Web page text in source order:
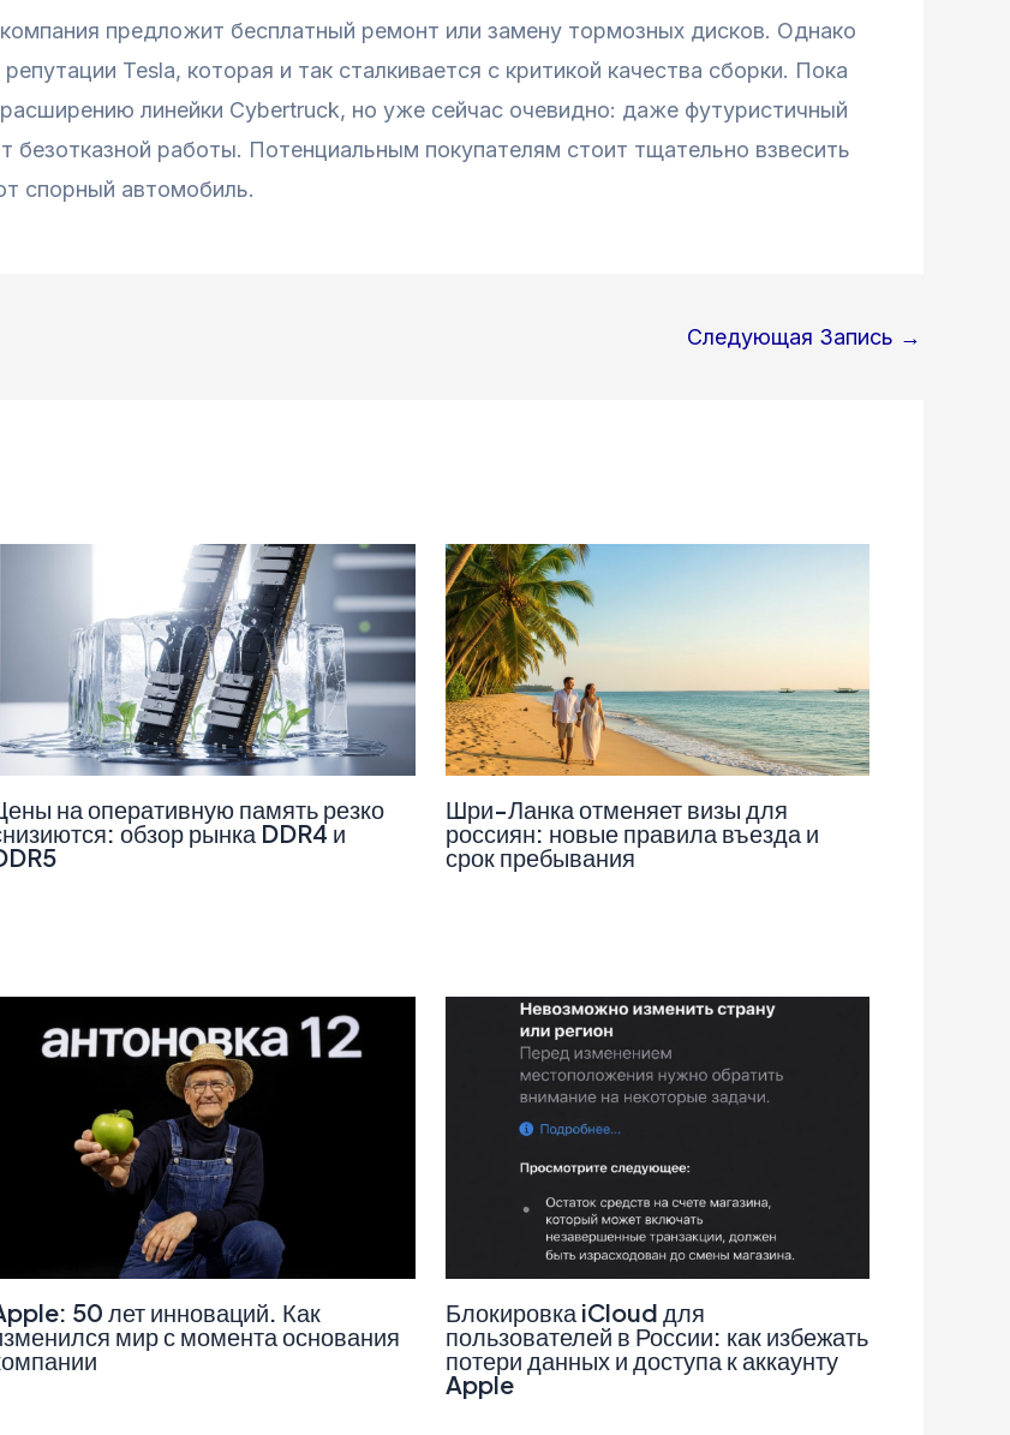
предложит бесплатный ремонт или замену тормозных дисков. Однако
Tesla, которая и так сталкивается с критикой качества сборки. Пока
линейки Cybertruck, но уже сейчас очевидно: даже футуристичный
безотказной работы. Потенциальным покупателям стоит тщательно взвесить
спорный автомобиль.
Следующая Запись →
на оперативную память резко
обзор рынка DDR4 и
Шри-Ланка отменяет визы для
россиян: новые правила въезда и
срок пребывания
50 лет инноваций. Как
мир с момента основания
Блокировка iCloud для
пользователей в России: как избежать
потери данных и доступа к аккаунту
Apple